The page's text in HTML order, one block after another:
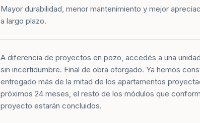
Mayor durabilidad, menor mantenimiento y mejor
a largo plazo.
A diferencia de proyectos en pozo, accedés a una
sin incertidumbre. Final de obra otorgado. Ya hemos
entregado más de la mitad de los apartamentos
próximos 24 meses, el resto de los módulos que
proyecto estarán concluidos.